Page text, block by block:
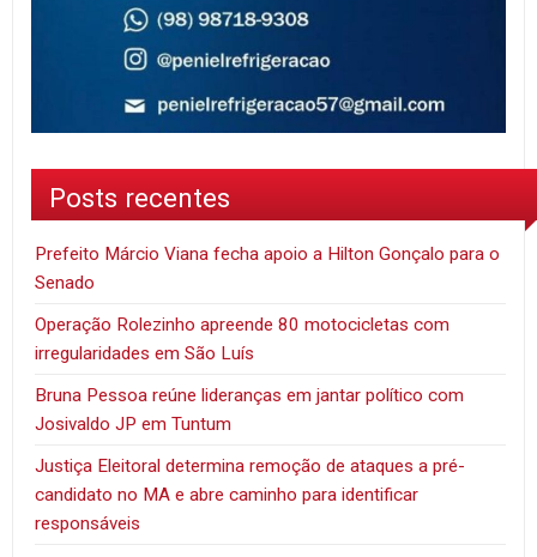
Posts recentes
Prefeito Márcio Viana fecha apoio a Hilton Gonçalo para o
Senado
Operação Rolezinho apreende 80 motocicletas com
irregularidades em São Luís
Bruna Pessoa reúne lideranças em jantar político com
Josivaldo JP em Tuntum
Justiça Eleitoral determina remoção de ataques a pré-
candidato no MA e abre caminho para identificar
responsáveis